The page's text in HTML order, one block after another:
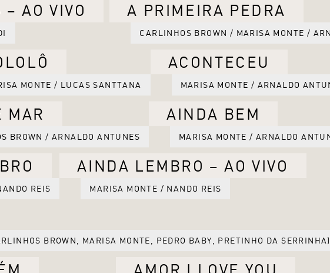
AO VIVO A PRIMEIRA PEDRA
CARLINHOS BROWN / MARISA MONTE /
MONTE / LUCAS SANTTANA
ACONTECEU
MARISA MONTE / ARNALDO
MAR
BROWN / ARNALDO ANTUNES
AINDA BEM
MARISA MONTE / ARNALDO
REIS
AINDA LEMBRO – AO VIVO
MARISA MONTE / NANDO REIS
BROWN, MARISA MONTE, PEDRO BABY, PRETINHO DA SERRINHA)